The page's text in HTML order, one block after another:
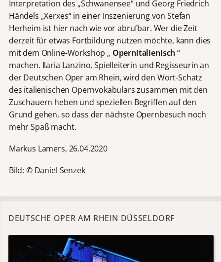
Interpretation des „Schwanensee“ und Georg Friedrich
Händels „Xerxes“ in einer Inszenierung von Stefan
Herheim ist hier nach wie vor abrufbar. Wer die Zeit
derzeit für etwas Fortbildung nutzen möchte, kann dies
mit dem Online-Workshop „ Opernitalienisch“
machen. Ilaria Lanzino, Spielleiterin und Regisseurin an
der Deutschen Oper am Rhein, wird den Wort-Schatz
des italienischen Opernvokabulars zusammen mit den
Zuschauern heben und speziellen Begriffen auf den
Grund gehen, so dass der nächste Opernbesuch noch
mehr Spaß macht.
Markus Lamers, 26.04.2020
Bild: © Daniel Senzek
DEUTSCHE OPER AM RHEIN DÜSSELDORF